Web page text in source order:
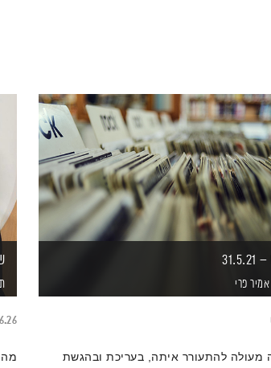
אמיר פרי
מעולה להתעורר איתה, בעריכת ובהגשת
מה